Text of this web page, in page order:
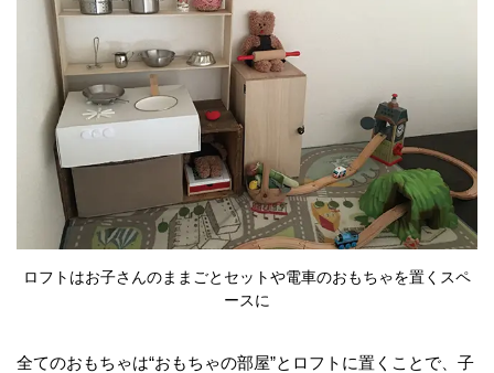
ロフトはお子さんのままごとセットや電車のおもちゃを置くスペ
ースに
全てのおもちゃは“おもちゃの部屋”とロフトに置くことで、子